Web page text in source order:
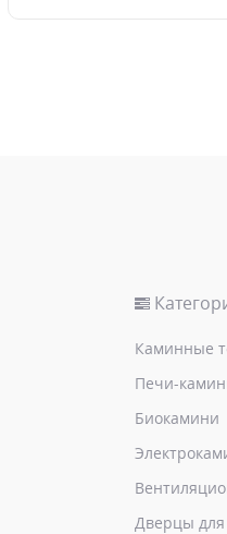
Каминные
Печи-
Биокамини
Дверцы